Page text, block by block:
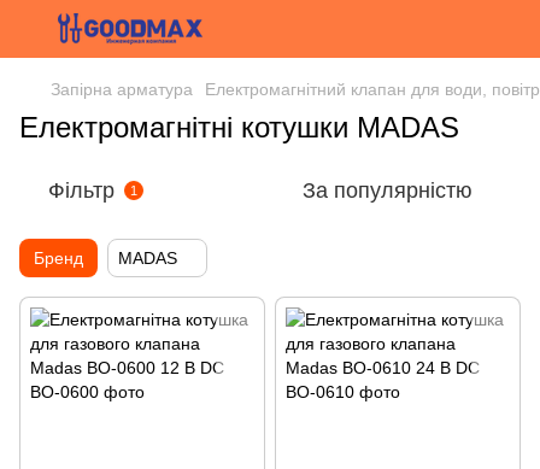
Запірна арматура Електромагнітний клапан для води,
Електромагнітні котушки MADAS
Фільтр 1 За популярністю
Бренд MADAS